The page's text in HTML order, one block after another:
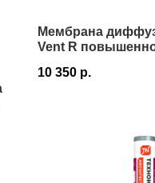
Мембрана
Vent R
10 350 р.